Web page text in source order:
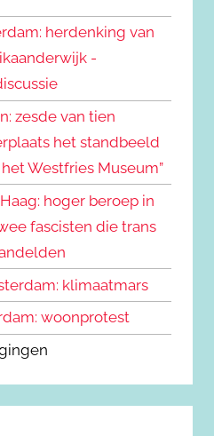
e
herdenking van
-
zesde van tien
het standbeeld
het Westfries Museum”
hoger beroep in
fascisten die trans
klimaatmars
woonprotest